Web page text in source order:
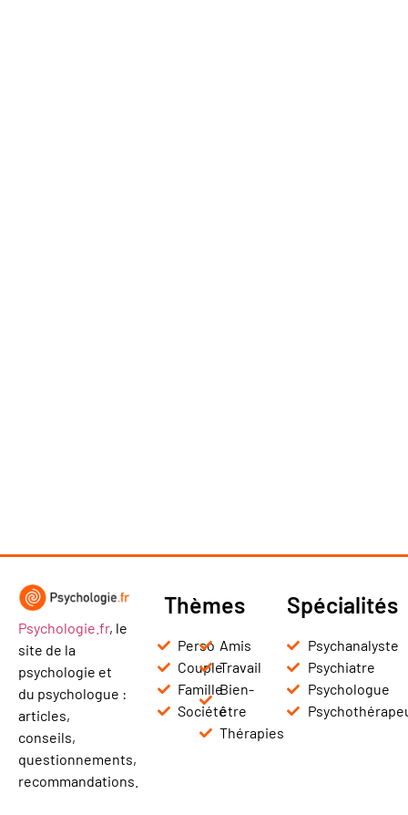
Psychologie.fr, le
site de la
psychologie et
du psychologue :
articles,
conseils,
questionnements,
recommandations.
Thèmes
Perso
Couple
Famille
Société
Amis
Travail
Bien-
être
Thérapies
Spécialités
Psychanalyste
Psychiatre
Psychologue